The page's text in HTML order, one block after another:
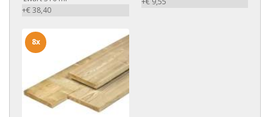
+€ 38,40
8x